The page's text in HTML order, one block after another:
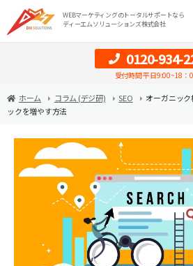
WEBマーケティングのトータルサポートなら
ディーエムソリューションズ株式会社
0120-934-
受付時間 平日9:00~18：
ホーム コラム (デジ研) SEO
オーガニッ
ックを増やす方法